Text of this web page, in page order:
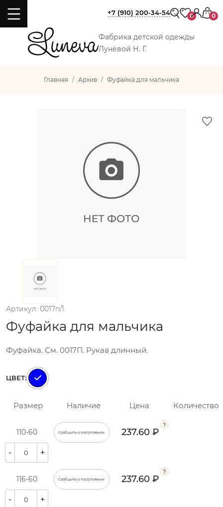
Фабрика детской одежды
Лунёвой Н. Г.
+7 (910) 200-34-54 0 0
Главная Архив Фуфайка для мальчика
Артикул: 0017п/1.
Фуфайка для мальчика
Фуфайка. См. 0017П. Рукав длинный.
ЦВЕТ:
Размер Наличие Цена Количество
110-60 Сообщить о поступлении 237.60 ₽
- +
116-60 Сообщить о поступлении 237.60 ₽
- +